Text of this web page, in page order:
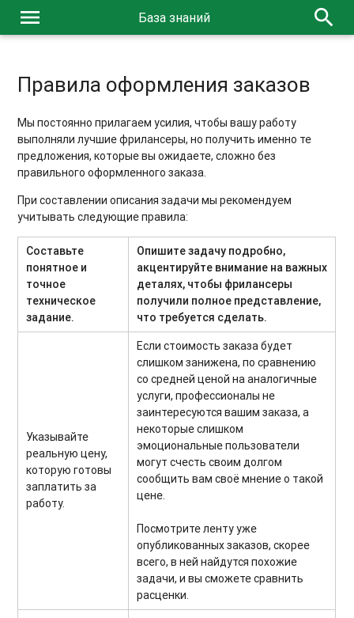
menu База знаний search
Правила оформления заказов
Мы постоянно прилагаем усилия, чтобы вашу работу
выполняли лучшие фрилансеры, но получить именно те
предложения, которые вы ожидаете, сложно без
правильного оформленного заказа.
При составлении описания задачи мы рекомендуем
учитывать следующие правила:
Составьте
понятное и
точное
техническое
задание.
Опишите задачу подробно,
акцентируйте внимание на важных
деталях, чтобы фрилансеры
получили полное представление,
что требуется сделать.
Указывайте
реальную цену,
которую готовы
заплатить за
работу.
Если стоимость заказа будет
слишком занижена, по сравнению
со средней ценой на аналогичные
услуги, профессионалы не
заинтересуются вашим заказа, а
некоторые слишком
эмоциональные пользователи
могут счесть своим долгом
сообщить вам своё мнение о такой
цене.
Посмотрите ленту уже
опубликованных заказов, скорее
всего, в ней найдутся похожие
задачи, и вы сможете сравнить
расценки.